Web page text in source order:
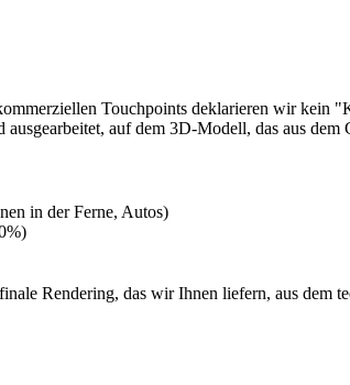
Touchpoints deklarieren wir
auf dem 3D-Modell, das aus dem
in der Ferne, Autos)
Rendering, das wir Ihnen liefern, aus dem